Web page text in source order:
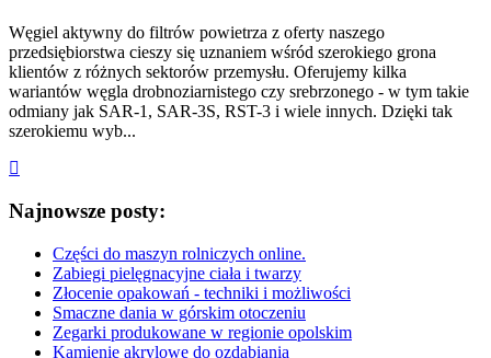
Węgiel aktywny do filtrów powietrza z oferty naszego
przedsiębiorstwa cieszy się uznaniem wśród szerokiego grona
klientów z różnych sektorów przemysłu. Oferujemy kilka
wariantów węgla drobnoziarnistego czy srebrzonego - w tym takie
odmiany jak SAR-1, SAR-3S, RST-3 i wiele innych. Dzięki tak
szerokiemu wyb...
Najnowsze posty:
Części do maszyn rolniczych online.
Zabiegi pielęgnacyjne ciała i twarzy
Złocenie opakowań - techniki i możliwości
Smaczne dania w górskim otoczeniu
Zegarki produkowane w regionie opolskim
Kamienie akrylowe do ozdabiania